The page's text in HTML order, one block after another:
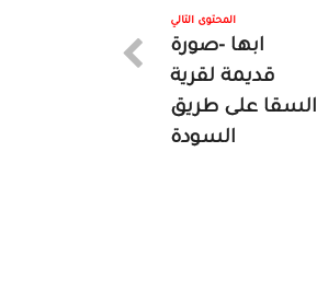
المحتوى التالي
ابها -صورة
قديمة لقرية
السقا على طريق
السودة